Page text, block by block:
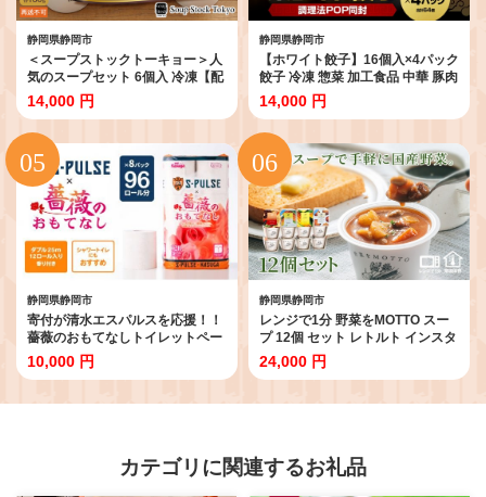
静岡県静岡市
＜スープストックトーキョー＞人
気のスープセット 6個入 冷凍【配
送不可：離島】SoupStockTokyo
ギフト 母の日 父の日 プレゼント
お祝い お土産 贈りもの お見舞い
誕生日◆
14,000 円
静岡県静岡市
【ホワイト餃子】16個入×4パック
餃子 冷凍 惣菜 加工食品 中華 豚肉
焼き餃子 水餃子 蒸し餃子 餃子鍋
中華総菜 中華惣菜 点心 おかず 冷
凍餃子 冷凍食品 お取り寄せ おつ
まみ ビールに合う 餃子名店 SNS
話題 人気 おすすめ 送料無料
14,000 円
静岡県静岡市
寄付が清水エスパルスを応援！！
薔薇のおもてなしトイレットペー
パー96R ダブル 25m 12ロール x
8パック 計96ロール 香り付き 再
薔薇のおもてなし トイレットペー
ス販売 箱買い かわいい おしゃれ
10,000 円
静岡県静岡市
レンジで1分 野菜をMOTTO スー
プ 12個 セット レトルト インスタ
ント 国産 ダイエット ベジMOTTO
スープ 具だくさん 時短 手軽
24,000 円
カテゴリに関連するお礼品